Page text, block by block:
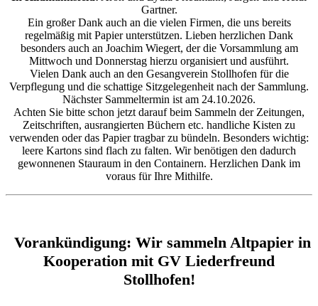
Gartner.
Ein großer Dank auch an die vielen Firmen, die uns bereits
regelmäßig mit Papier unterstützen. Lieben herzlichen Dank
besonders auch an Joachim Wiegert, der die Vorsammlung am
Mittwoch und Donnerstag hierzu organisiert und ausführt.
Vielen Dank auch an den Gesangverein Stollhofen für die
Verpflegung und die schattige Sitzgelegenheit nach der Sammlung.
Nächster Sammeltermin ist am 24.10.2026.
Achten Sie bitte schon jetzt darauf beim Sammeln der Zeitungen,
Zeitschriften, ausrangierten Büchern etc. handliche Kisten zu
verwenden oder das Papier tragbar zu bündeln. Besonders wichtig:
leere Kartons sind flach zu falten. Wir benötigen den dadurch
gewonnenen Stauraum in den Containern. Herzlichen Dank im
voraus für Ihre Mithilfe.
Vorankündigung: Wir sammeln Altpapier in
Kooperation mit GV Liederfreund
Stollhofen!